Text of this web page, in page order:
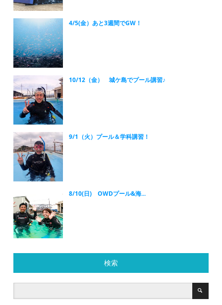
4/5(金）あと3週間でGW！
10/12（金） 城ケ島でプール講習♪
9/1（火）プール＆学科講習！
8/10(日) OWDプール&海...
検索